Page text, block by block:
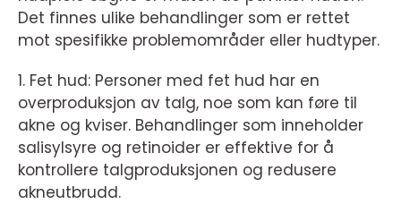
Det finnes ulike behandlinger som er rettet
mot spesifikke problemområder eller hudtyper.
1. Fet hud: Personer med fet hud har en
overproduksjon av talg, noe som kan føre til
akne og kviser. Behandlinger som inneholder
salisylsyre og retinoider er effektive for å
kontrollere talgproduksjonen og redusere
akneutbrudd.